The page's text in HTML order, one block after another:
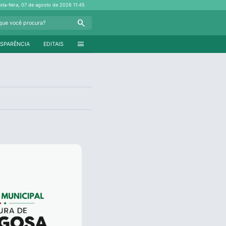
feira, 07 de agosto de 202611:45
Search
menu
EDITAIS